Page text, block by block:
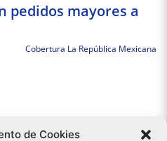
de Cookies
pedidos mayores a
Cobertura La República Mexicana